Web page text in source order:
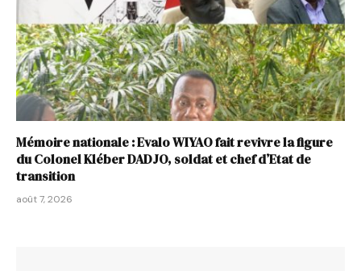
Mémoire nationale : Evalo WIYAO fait revivre la figure
du Colonel Kléber DADJO, soldat et chef d’Etat de
transition
août 7, 2026